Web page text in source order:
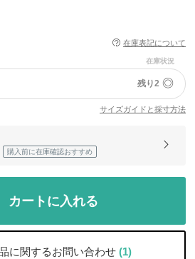
在庫表記について
在庫状況
残り2 ◎
サイズガイドと採寸方法
購入前に在庫確認おすすめ
カートに入れる
に関するお問い合わせ (1)